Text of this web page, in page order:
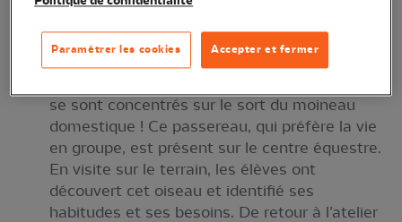
faciles à réaliser et très utiles, ont été
pollinisateur.
se sont concentrés sur le sort du moineau
domestique ! Ce passereau, qui préfère la vie
en groupe, est présent sur le centre équestre.
En visite sur le terrain, les élèves ont
découvert cet oiseau et identifié ses
habitudes et ses besoins. De retour à l’atelier
Accepter et fermer
Paramétrer les cookies